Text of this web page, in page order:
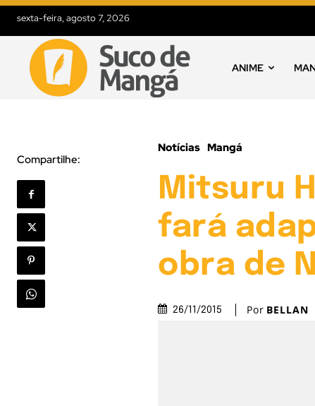
sexta-feira, agosto 7, 2026
ANIME
Compartilhe:
Notícias Mangá
Mitsuru
fará
obra de
26/11/2015 Por BELLAN